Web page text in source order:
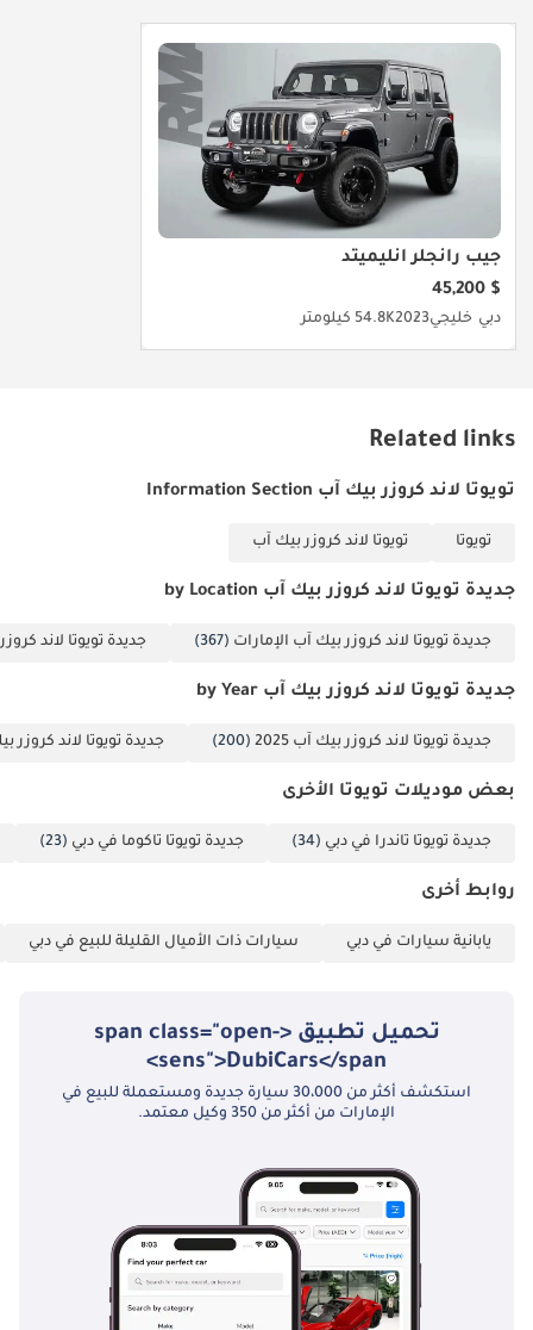
جيب رانجلر أنليميتد
$ 45,200
دبي خليجي202354.8K كيلومتر
Related links
تويوتا لاند كروزر بيك آب Information Section
تويوتا تويوتا لاند كروزر بيك آب
جديدة تويوتا لاند كروزر بيك آب by Location
جديدة تويوتا لاند كروزر بيك آب الإمارات (367) جديدة تويوتا لاند
جديدة تويوتا لاند كروزر بيك آب by Year
جديدة تويوتا لاند كروزر بيك آب 2025 (200) جديدة تويوتا لاند كروزر بيك
بعض موديلات تويوتا الأخرى
جديدة تويوتا تاندرا في دبي (34) جديدة تويوتا تاكوما في دبي (23)
روابط أخرى
يابانية سيارات في دبي سيارات ذات الأميال القليلة للبيع في دبي
تحميل تطبيق <span class="open-
sens">DubiCars</span>
استكشف أكثر من 30،000 سيارة جديدة ومستعملة للبيع في
الإمارات من أكثر من 350 وكيل معتمد.